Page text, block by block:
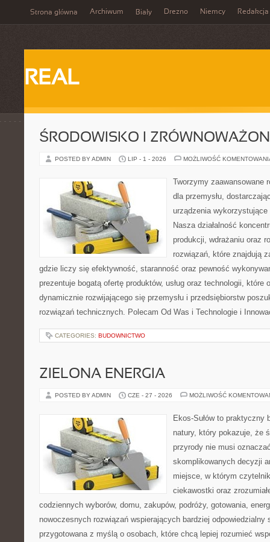
Strona główna Archiwum Biały Drezno Niemcy Redakcja
REAL
ŚRODOWISKO I
POSTED BY ADMIN LIP - 1 - 2026 MOŻLIWOŚĆ
Tworzymy zaawansowane
dla przemysłu,
urządzenia
Nasza działalność
produkcji, wdrażaniu oraz
rozwiązań, które znajdują
gdzie liczy się efektywność, staranność oraz pewność
prezentuje bogatą ofertę produktów, usług oraz technologii, które
dynamicznie rozwijającego się przemysłu i przedsiębiorstw
rozwiązań technicznych. Polecam Od Was i Technologie i
CATEGORIES: BUDOWNICTWO
ZIELONA ENERGIA
POSTED BY ADMIN CZE - 27 - 2026 MOŻLIWOŚĆ
Ekos-Sułów to praktyczny
natury, który pokazuje, że
przyrody nie musi
skomplikowanych decyzji
miejsce, w którym
ciekawostki oraz
codziennych wyborów, domu, zakupów, podróży, gotowania,
nowoczesnych rozwiązań wspierających bardziej odpowiedzialny
przygotowana z myślą o osobach, które chcą lepiej rozumieć